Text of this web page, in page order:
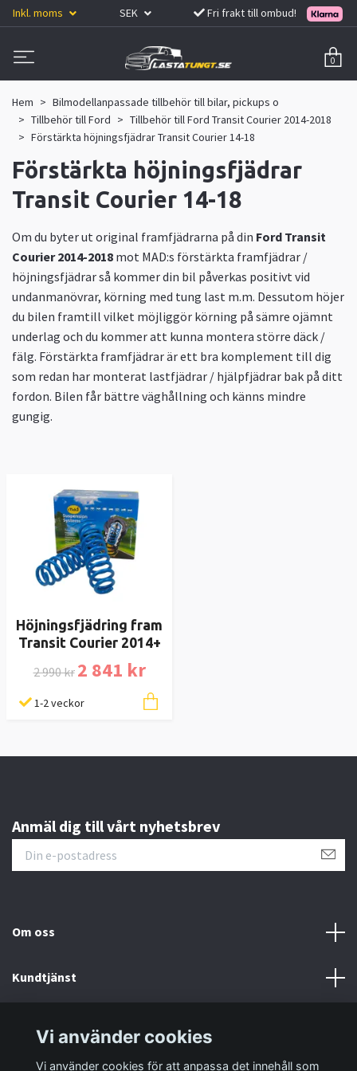
Inkl. moms SEK Fri frakt till ombud!
0
Hem
Bilmodellanpassade tillbehör till bilar, pickups o
Tillbehör till Ford
Tillbehör till Ford Transit Courier 2014-2018
Förstärkta höjningsfjädrar Transit Courier 14-18
Förstärkta höjningsfjädrar
Transit Courier 14-18
Om du byter ut original framfjädrarna på din Ford Transit
Courier 2014-2018 mot MAD:s förstärkta framfjädrar /
höjningsfjädrar så kommer din bil påverkas positivt vid
undanmanövrar, körning med tung last m.m. Dessutom höjer
du bilen framtill vilket möjliggör körning på sämre ojämnt
underlag och du kommer att kunna montera större däck /
fälg. Förstärkta framfjädrar är ett bra komplement till dig
som redan har monterat lastfjädrar / hjälpfjädrar bak på ditt
fordon. Bilen får bättre väghållning och känns mindre
gungig.
Höjningsfjädring fram
Transit Courier 2014+
2 990 kr 2 841 kr
1-2 veckor
Anmäl dig till vårt nyhetsbrev
Om oss
Kundtjänst
Vi använder cookies
Vi använder cookies för att anpassa det innehåll som